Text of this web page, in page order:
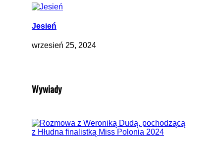
Jesień
wrzesień 25, 2024
Wywiady